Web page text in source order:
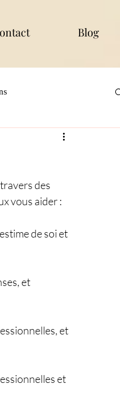
Blog
des
vous aider :
de soi et
et
et
et